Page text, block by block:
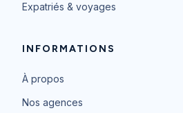
Expatriés & voyages
INFORMATIONS
À propos
Nos agences